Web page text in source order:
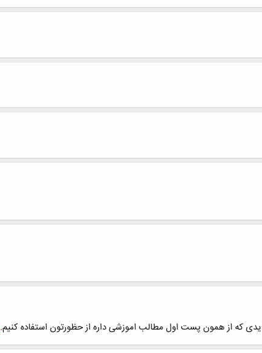
که از همون پست اول مطالب اموزشی داره از حظورتون استفاده کنیم.